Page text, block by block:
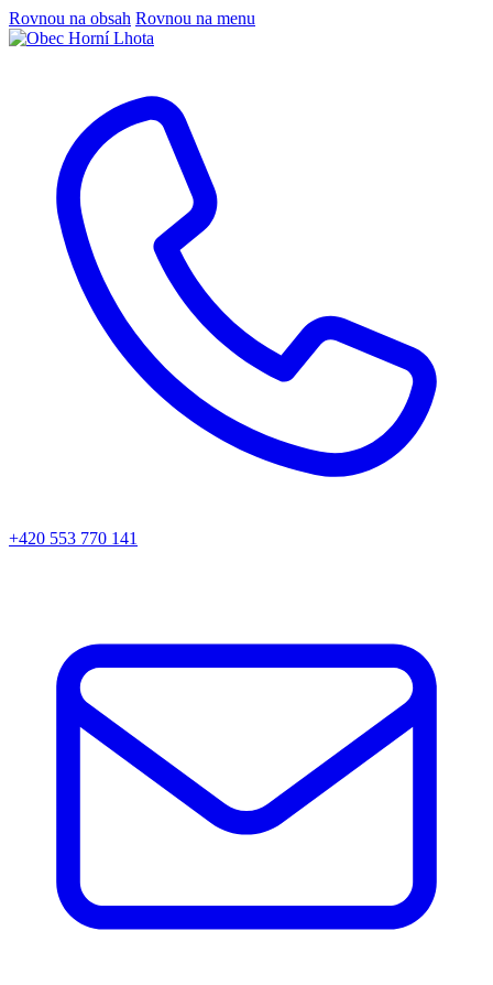
Rovnou na obsah Rovnou na menu
+420 553 770 141